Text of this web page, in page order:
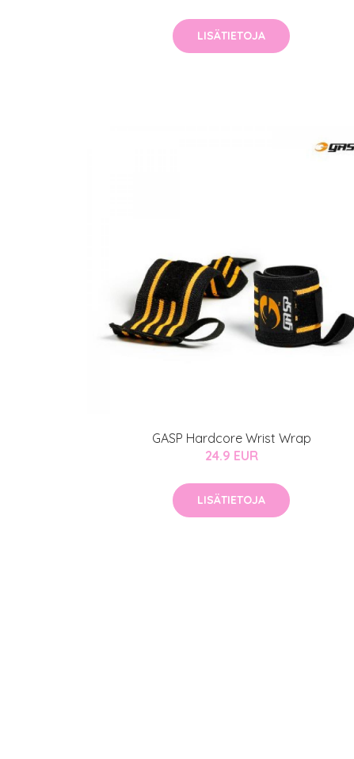
LISÄTIETOJA
GASP Hardcore Wrist Wrap
24.9 EUR
LISÄTIETOJA